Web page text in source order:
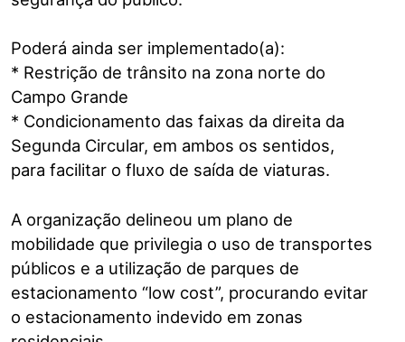
Poderá ainda ser implementado(a):
* Restrição de trânsito na zona norte do
Campo Grande
* Condicionamento das faixas da direita da
Segunda Circular, em ambos os sentidos,
para facilitar o fluxo de saída de viaturas.
A organização delineou um plano de
mobilidade que privilegia o uso de transportes
públicos e a utilização de parques de
estacionamento “low cost”, procurando evitar
o estacionamento indevido em zonas